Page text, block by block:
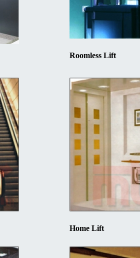
Roomless Lift
Home Lift